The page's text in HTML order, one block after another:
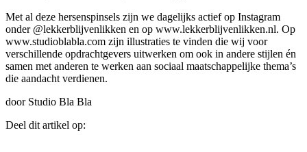
Met al deze hersenspinsels zijn we dagelijks actief op Instagram
onder @lekkerblijvenlikken en op www.lekkerblijvenlikken.nl. Op
www.studioblabla.com zijn illustraties te vinden die wij voor
verschillende opdrachtgevers uitwerken om ook in andere stijlen én
samen met anderen te werken aan sociaal maatschappelijke thema’s
die aandacht verdienen.
door Studio Bla Bla
Deel dit artikel op: